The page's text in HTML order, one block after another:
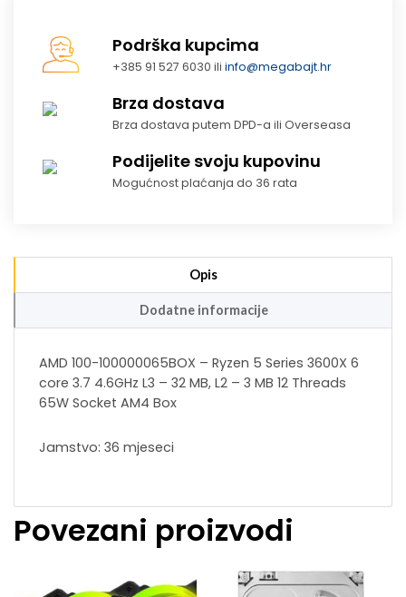
Podrška kupcima
+385 91 527 6030 iliinfo@megabajt.hr
Brza dostava
Brza dostava putem DPD-a ili Overseasa
Podijelite svoju kupovinu
Mogućnost plaćanja do 36 rata
Opis
Dodatne informacije
AMD 100-100000065BOX – Ryzen 5 Series 3600X 6
core 3.7 4.6GHz L3 – 32 MB, L2 – 3 MB 12 Threads
65W Socket AM4 Box
Jamstvo: 36 mjeseci
Povezani proizvodi